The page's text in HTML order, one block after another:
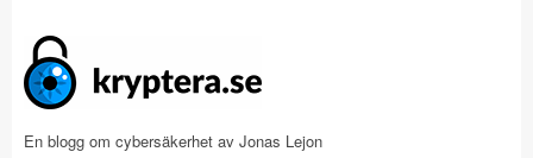
En blogg om cybersäkerhet av Jonas Lejon